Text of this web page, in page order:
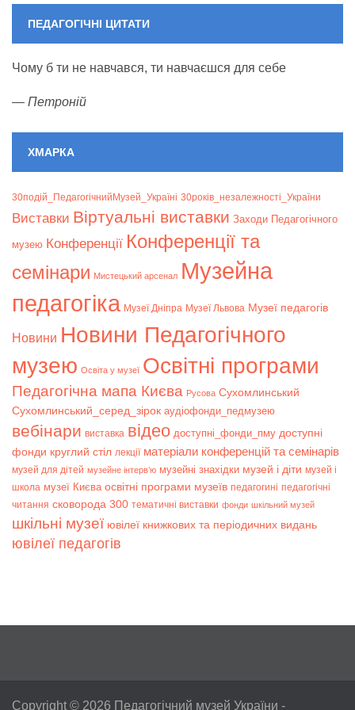
ПЕДАГОГІЧНІ ЦИТАТИ
Чому б ти не навчався, ти навчаєшся для себе
— Петроній
ХМАРКА
30подій_ПедагогічнийМузей_Україні 30років_незалежності_України
Bиставки Віртуальні виставки Заходи Педагогічного
музею Конференції Конференції та
семінари Мистецький арсенал Музейна
педагогіка Музеї Дніпра Музеї Львова Музеї педагогів
Новини Новини Педагогічного
музею Освіта у музеї Освітні програми
Педагогічна мапа Києва Русова Сухомлинський
Сухомлинський_серед_зірок аудіофонди_педмузею
вебінари виставка відео доступні_фонди_пму доступні
фонди круглий стіл лекції матеріали конференцій та семінарів
музей для дітей музейне інтерв’ю музейні знахідки музей і діти музей і
школа музеї Києва освітні програми музеїв педагогині педагогічні
читання сковорода 300 тематичні виставки фонди шкільний музей
шкільні музеї ювілеї книжкових та періодичних видань
ювілеї педагогів
Copyright © 2026 Педагогічний музей України -